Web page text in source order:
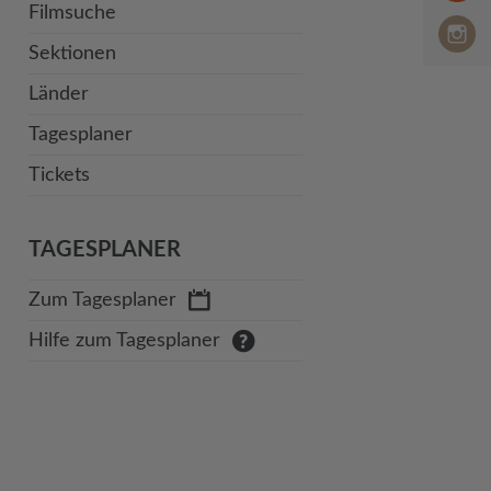
Filmsuche
Sektionen
Länder
Tagesplaner
Tickets
TAGESPLANER
Zum Tagesplaner
Hilfe zum Tagesplaner